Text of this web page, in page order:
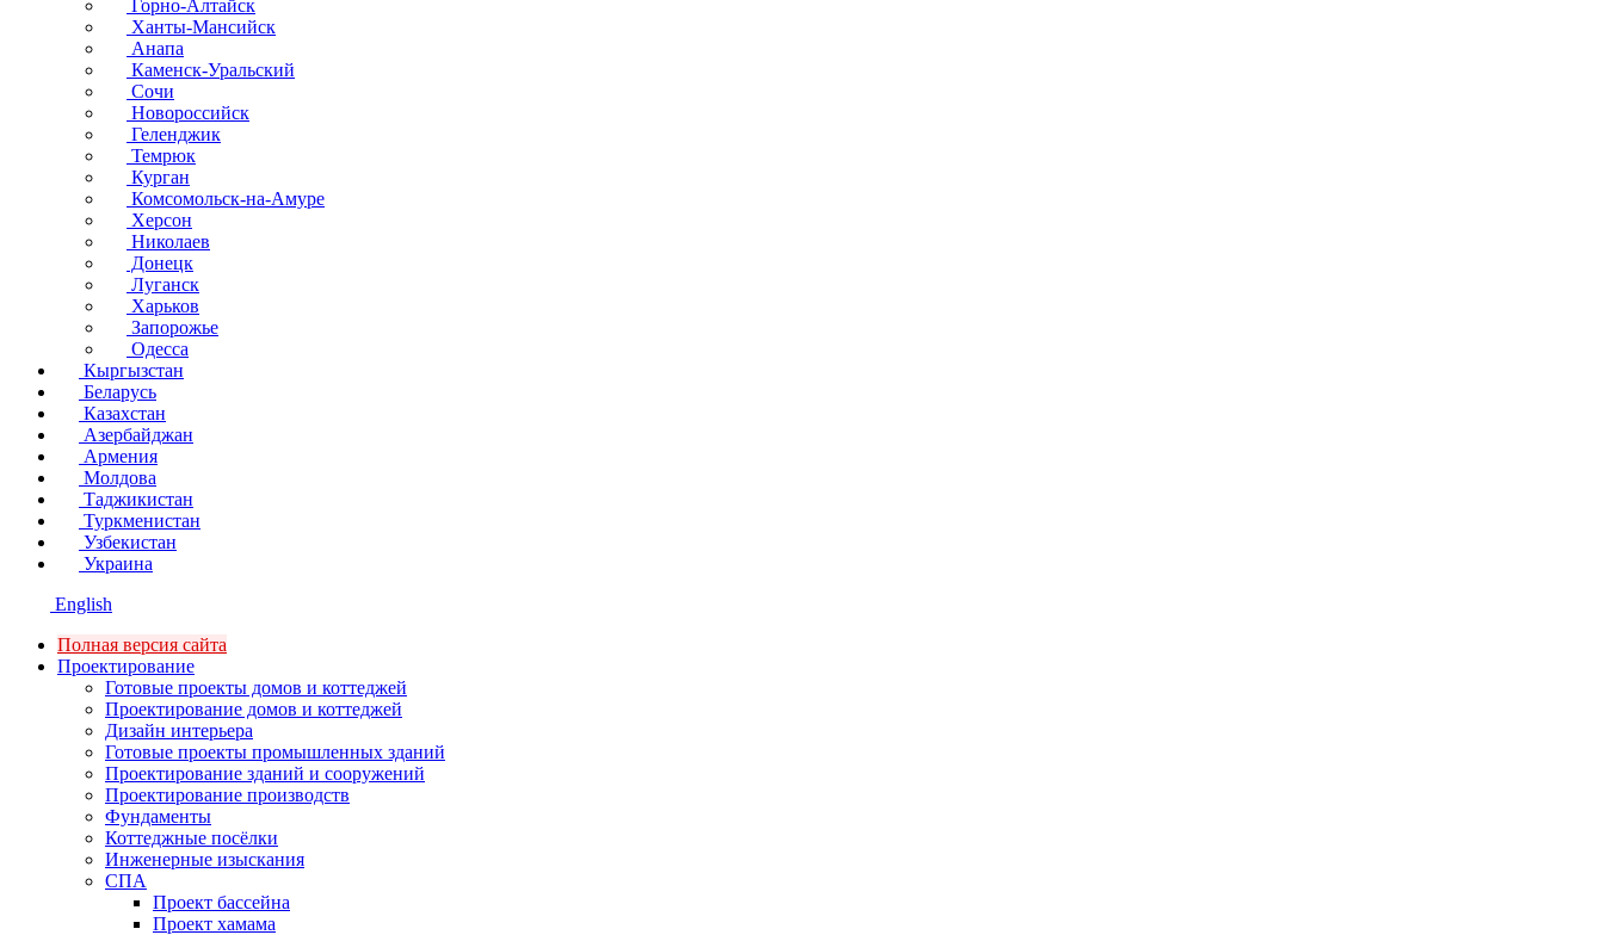
Горно-Алтайск
Ханты-Мансийск
Анапа
Каменск-Уральский
Сочи
Новороссийск
Геленджик
Темрюк
Курган
Комсомольск-на-Амуре
Херсон
Николаев
Донецк
Луганск
Харьков
Запорожье
Одесса
Кыргызстан
Беларусь
Казахстан
Азербайджан
Армения
Молдова
Таджикистан
Туркменистан
Узбекистан
Украина
English
Полная версия сайта
Проектирование
Готовые проекты домов и коттеджей
Проектирование домов и коттеджей
Дизайн интерьера
Готовые проекты промышленных зданий
Проектирование зданий и сооружений
Проектирование производств
Фундаменты
Коттеджные посёлки
Инженерные изыскания
СПА
Проект бассейна
Проект хамама